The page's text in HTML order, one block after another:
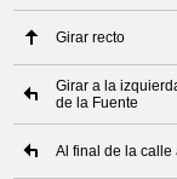
Girar recto
Girar a la
de la Fuente
Al final de la calle